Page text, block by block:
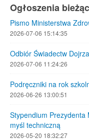
Ogłoszenia
Pismo Ministerstwa
2026-07-06 15:14:35
Odbiór Świadectw
2026-07-06 11:24:26
Podręczniki na rok
2026-06-26 13:00:51
Stypendium Prezydenta
myśl techniczną
2026-05-20 18:32:27